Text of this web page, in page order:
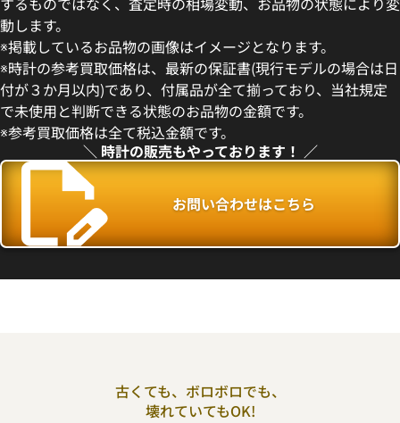
イトジャスト 41 126300 ス
格
点の参考買取価格です
ロレックス デイトジャスト
ー
参考買取価格
1,727,000
※2026年5月27日時点の参考
動します。
※掲載しているお品物の画像はイメージとなります。
※時計の参考買取価格は、最新の保証書(現行モデルの場合は日
付が３か月以内)であり、付属品が全て揃っており、当社規定
で未使用と判断できる状態のお品物の金額です。
※参考買取価格は全て税込金額です。
＼ 時計の販売もやっております！ ／
お問い合わせはこちら
古くても、ボロボロでも、
壊れていてもOK!